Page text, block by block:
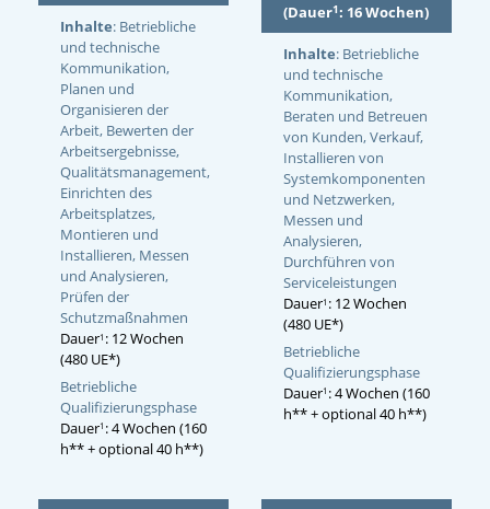
Inhalte: Betriebliche
und technische
Kommunikation,
Planen und
Organisieren der
Arbeit, Bewerten der
Arbeitsergebnisse,
Qualitätsmanagement,
Einrichten des
Arbeitsplatzes,
Montieren und
Installieren, Messen
und Analysieren,
Prüfen der
Schutzmaßnahmen
Dauer1 : 12 Wochen
(480 UE*)
Betriebliche
Qualifizierungsphase
Dauer1 : 4 Wochen (160
h** + optional 40 h**)
(Dauer1: 16 Wochen)
Inhalte: Betriebliche
und technische
Kommunikation,
Beraten und Betreuen
von Kunden, Verkauf,
Installieren von
Systemkomponenten
und Netzwerken,
Messen und
Analysieren,
Durchführen von
Serviceleistungen
Dauer1 : 12 Wochen
(480 UE*)
Betriebliche
Qualifizierungsphase
Dauer1 : 4 Wochen (160
h** + optional 40 h**)